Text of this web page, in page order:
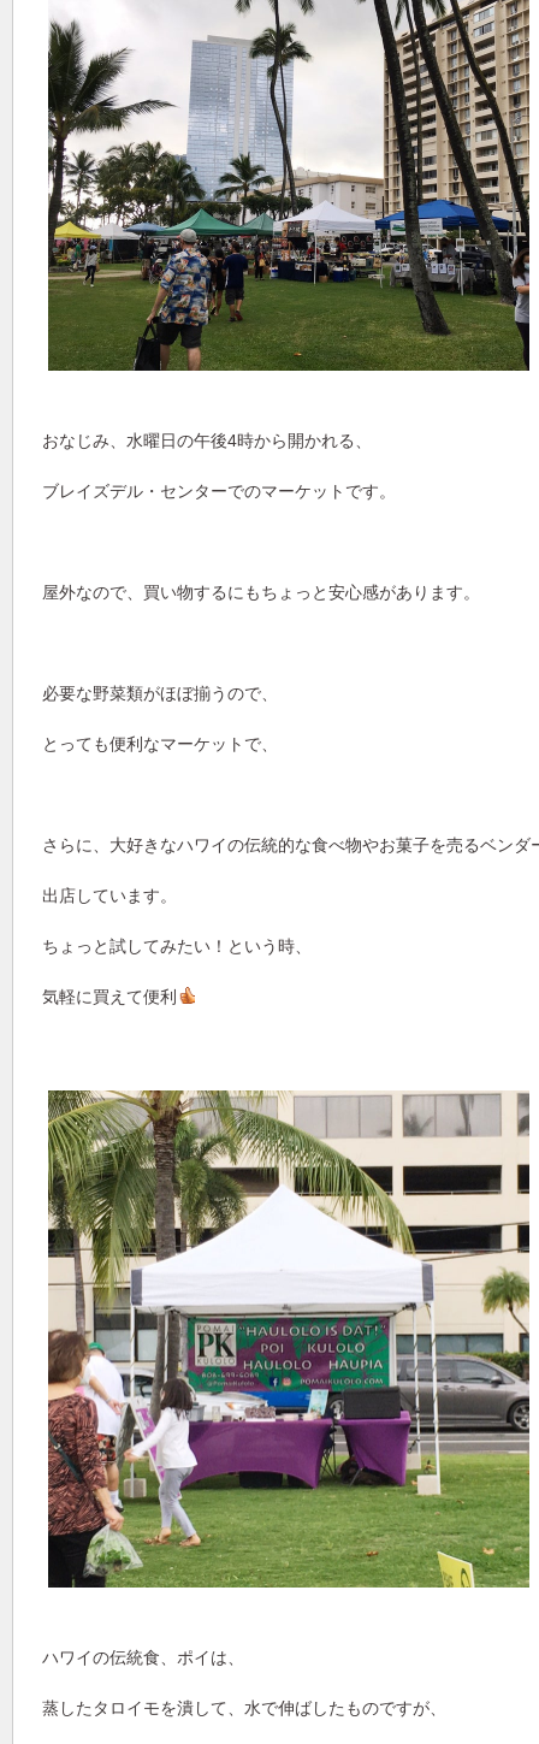
おなじみ、水曜日の午後4時から開かれる、
ブレイズデル・センターでのマーケットです。
屋外なので、買い物するにもちょっと安心感があります。
必要な野菜類がほぼ揃うので、
とっても便利なマーケットで、
さらに、大好きなハワイの伝統的な食べ物やお菓子を売るベンダ
出店しています。
ちょっと試してみたい！という時、
気軽に買えて便利
ハワイの伝統食、ポイは、
蒸したタロイモを潰して、水で伸ばしたものですが、